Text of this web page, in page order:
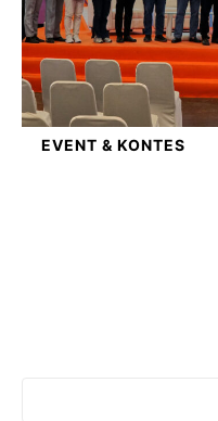
EVENT & KONTES